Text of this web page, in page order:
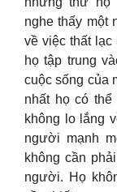
nghe thấy một
về việc thất lạc
họ tập trung
cuộc sống của
nhất họ có
không lo lắng
người mạnh
không cần
người. Họ